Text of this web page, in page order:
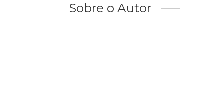
Sobre o Autor